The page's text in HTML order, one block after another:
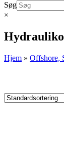
Søg
×
Hjem » Offshore,